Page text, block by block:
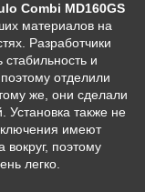
Combi MD160GS
материалов на
Разработчики
и
отделили
же, они сделали
Установка также не
имеют
вокруг, поэтому
легко.